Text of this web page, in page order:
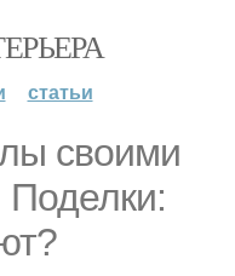
статьи
своими
Поделки: